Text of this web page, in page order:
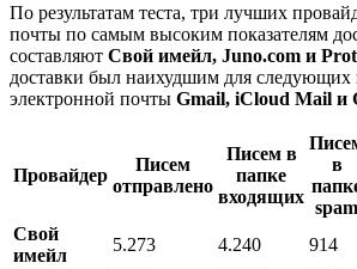
По результатам теста, три лучших
почты по самым высоким показателям
составляют Свой имейл, Juno.com и
доставки был наихудшим для следующих
электронной почты Gmail, iCloud Mail и
Провайдер
Писем
отправлено
Писем в
папке
входящих
в
spam
Свой
имейл
5.273 4.240 914